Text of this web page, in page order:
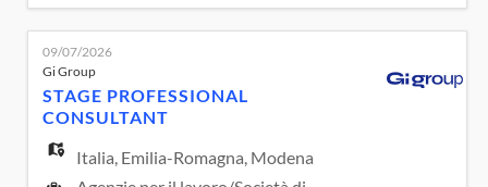
Gruppo attento a promuovere e garantire il
Lavoro Sostenibile, l'Equità, Diversità e Inclusione
delle persone con un'attenzione particolare alla
Parità di Genere. Una realtà che fa dei valori di
Cura, Passione, Coll
09/07/2026
Gi Group
STAGE PROFESSIONAL
CONSULTANT
Italia, Emilia-Romagna, Modena